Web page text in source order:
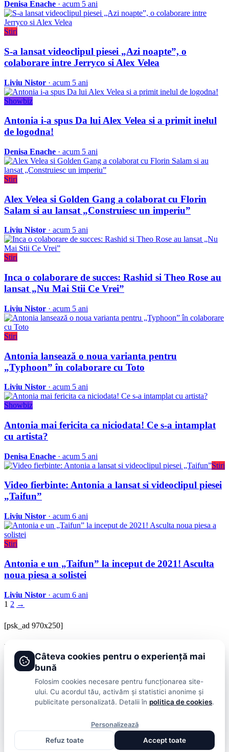
Denisa Enache · acum 5 ani
Stiri
S-a lansat videoclipul piesei „Azi noapte”, o
colaborare intre Jerryco si Alex Velea
Liviu Nistor · acum 5 ani
Showbiz
Antonia i-a spus Da lui Alex Velea si a primit inelul
de logodna!
Denisa Enache · acum 5 ani
Stiri
Alex Velea si Golden Gang a colaborat cu Florin
Salam si au lansat „Construiesc un imperiu”
Liviu Nistor · acum 5 ani
Stiri
Inca o colaborare de succes: Rashid si Theo Rose au
lansat „Nu Mai Stii Ce Vrei”
Liviu Nistor · acum 5 ani
Stiri
Antonia lansează o noua varianta pentru
„Typhoon” în colaborare cu Toto
Liviu Nistor · acum 5 ani
Showbiz
Antonia mai fericita ca niciodata! Ce s-a intamplat
cu artista?
Denisa Enache · acum 5 ani
Stiri
Video fierbinte: Antonia a lansat si videoclipul piesei
„Taifun”
Liviu Nistor · acum 6 ani
Stiri
Antonia e un „Taifun” la inceput de 2021! Asculta
noua piesa a solistei
Liviu Nistor · acum 6 ani
1 2 →
[psk_ad 970x250]
BRAVOnet
Showbiz, vedete si tot ce misca in lumea mondena
ShowbizPublicitateLifestyleHealth & BeautyCasa si Gradina
Publicitate Politica De ConfidentialitateHomeTermeni și
Condiții
Câteva cookies pentru o experiență mai
bună
Folosim cookies necesare pentru funcționarea site-
ului. Cu acordul tău, activăm și statistici anonime și
publicitate personalizată. Detalii în politica de cookies.
Personalizează
Refuz toate
Accept toate